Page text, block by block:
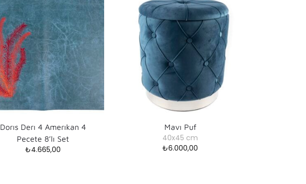
Dorıs Derı 4 Amerıkan 4
Pecete 8’lı Set
₺4.665,00
Mavı Puf
40x45 cm
₺6.000,00